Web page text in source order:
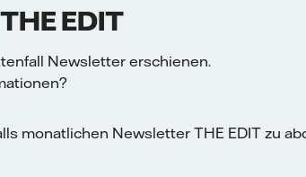
EDIT
Newsletter erschienen.
monatlichen Newsletter THE EDIT zu